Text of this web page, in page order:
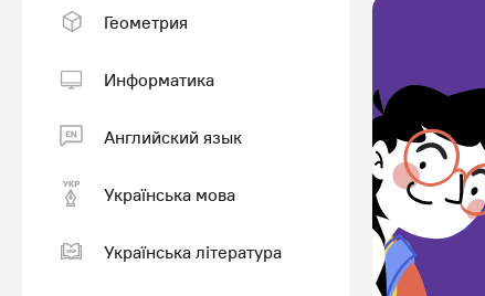
Геометрия
Информатика
Английский язык
Українська мова
Українська література